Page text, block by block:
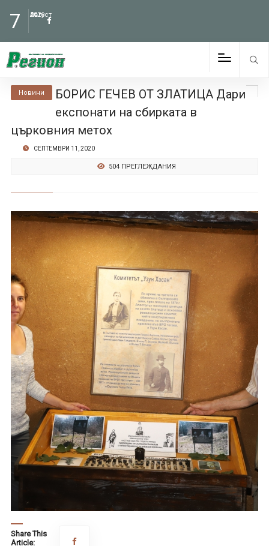
7 Август
2026
Новини
БОРИС ГЕЧЕВ ОТ ЗЛАТИЦА Дари
експонати на сбирката в
църковния метох
СЕПТЕМВРИ 11, 2020
504 ПРЕГЛЕЖДАНИЯ
Share This
Article: